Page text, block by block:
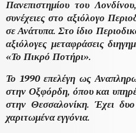
Πανεπιστημίου του
συνέχειες στο αξιόλογο
σε Ανάτυπα. Στο ίδιο
αξιόλογες μεταφράσεις
«Το Πικρό Ποτήρι».
Το 1990 επελέγη ως
στην Οξφόρδη, όπου και
στην Θεσσαλονίκη. Έχει
χαριτωμένα εγγόνια.